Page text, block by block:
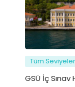
Tüm Seviyeler
GSÜ İç Sınav